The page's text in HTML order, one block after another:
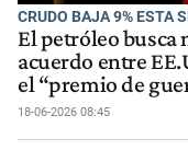
CRUDO BAJA 9% ESTA
El petróleo busca
acuerdo entre
el “premio de
18-06-2026 08:45